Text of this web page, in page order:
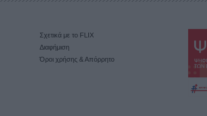
Σχετικά με το FLIX
Διαφήμιση
Όροι χρήσης & Απόρρητο